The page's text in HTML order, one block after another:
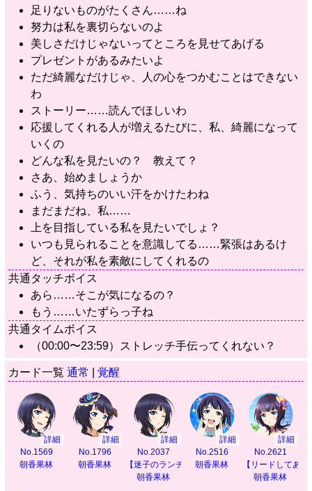
足りないものがたくさん……ね
努力は私を裏切らないのよ
美しさだけじゃないってところを見せてあげる
プレゼントがあるみたいよ
ただ綺麗なだけじゃ、人の心をつかむことはできない
わ
ストーリー……読んでほしいわ
応援してくれる人が増えるたびに、私、綺麗になって
いくの
どんな私を見たいの？ 教えて？
さあ、始めましょうか
ふう、気持ちのいい汗をかけたわね
まだまだね、私……
上を目指している私を見たいでしょ？
いつも見られることを意識してる……緊張はあるけ
ど、それが私を素敵にしてくれるの
共通タッチボイス
あら……そこが気になるの？
もう……いたずらっ子ね
共通タイムボイス
（00:00〜23:59）ストレッチ手伝ってくれない？
カード一覧 通常 覚醒
詳細
No.1569
朝香果林
詳細
No.1796
朝香果林
詳細
No.2037
【迷子のランチタイム】
朝香果林
詳細
No.2516
朝香果林
詳細
No.2621
【リードしてあげ
朝香果林